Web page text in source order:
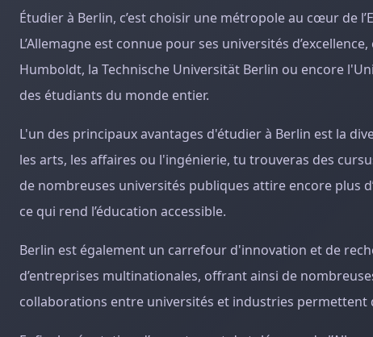
Étudier à Berlin, c’est choisir une métropole au cœur de
L’Allemagne est connue pour ses universités
Humboldt, la Technische Universität Berlin ou encore
des étudiants du monde entier.
L'un des principaux avantages d'étudier à Berlin est la
les arts, les affaires ou l'ingénierie, tu trouveras des
de nombreuses universités publiques attire encore plus
ce qui rend l’éducation accessible.
Berlin est également un carrefour d'innovation et de
d’entreprises multinationales, offrant ainsi de
collaborations entre universités et industries permettent